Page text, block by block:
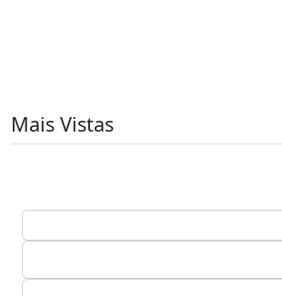
Mais Vistas